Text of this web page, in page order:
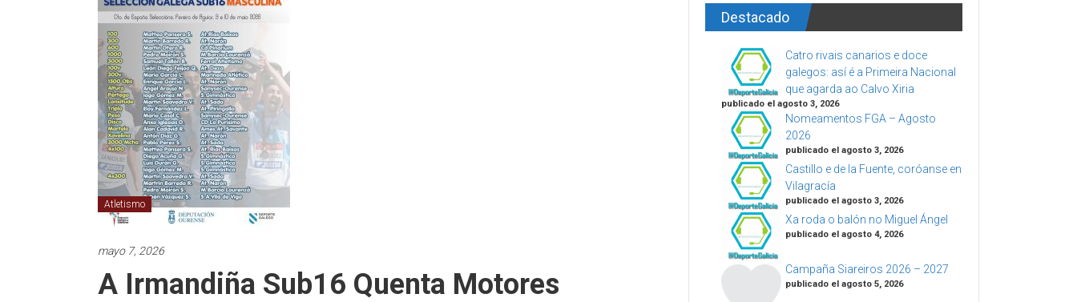
Atletismo
mayo 7, 2026
A Irmandiña Sub16 Quenta Motores
Destacado
Catro rivais canarios e doce
galegos: así é a Primeira Nacional
que agarda ao Calvo Xiria
publicado el agosto 3, 2026
Nomeamentos FGA – Agosto
2026
publicado el agosto 3, 2026
Castillo e de la Fuente, coróanse en
Vilagracía
publicado el agosto 3, 2026
Xa roda o balón no Miguel Ángel
publicado el agosto 4, 2026
Campaña Siareiros 2026 – 2027
publicado el agosto 5, 2026